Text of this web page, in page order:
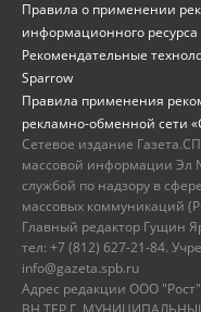
Правила о применении
информационного
Рекомендательные
Sparrow
Правила применения
рекламно-обменной сети
Сетевое издание
массовой информации Эл
службой по надзору в
массовых коммуникаций
Главный редактор Гущин
тел: +7 (812) 627-21-84.
info@gazeta.spb.ru
Адрес редакции ООО